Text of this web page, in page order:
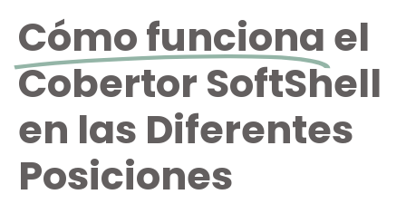
Cómo funciona el
Cobertor SoftShell
en las Diferentes
Posiciones